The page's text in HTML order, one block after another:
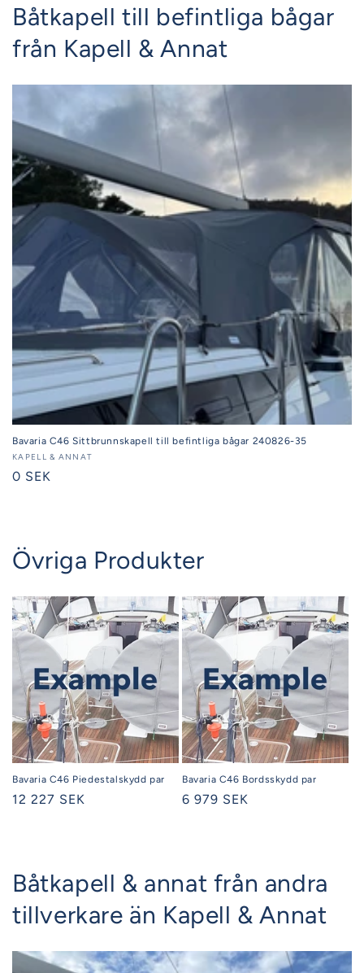
Båtkapell till befintliga bågar
från Kapell & Annat
Bavaria C46 Sittbrunnskapell till befintliga bågar 240826-35
Säljare:
KAPELL & ANNAT
Ordinarie
0 SEK
Övriga Produkter
Bavaria C46 Piedestalskydd par
Ordinarie
12 227 SEK
Bavaria C46 Bordsskydd par
Ordinarie
6 979 SEK
Båtkapell & annat från andra
tillverkare än Kapell & Annat